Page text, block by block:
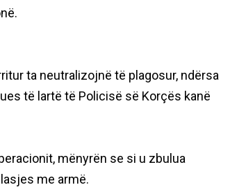
ta neutralizojnë të plagosur, ndërsa
të lartë të Policisë së Korçës kanë
mënyrën se si u zbulua
me armë.